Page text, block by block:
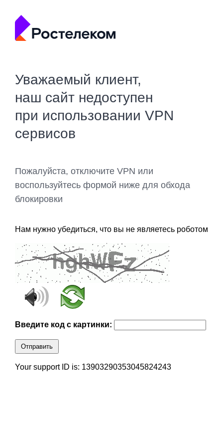
Уважаемый клиент,
наш сайт недоступен
при использовании VPN
сервисов
Пожалуйста, отключите VPN или
воспользуйтесь формой ниже для обхода
блокировки
Нам нужно убедиться, что вы не являетесь роботом
Введите код с картинки:
Отправить
Your support ID is: 13903290353045824243